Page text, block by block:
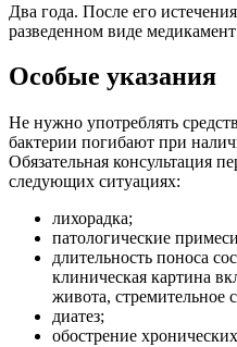
Два года. После его
разведенном виде
Особые указания
Не нужно употреблять
бактерии погибают при
Обязательная консультация
следующих ситуациях:
лихорадка;
патологические
длительность поноса
клиническая картина
живота, стремительное
диатез;
обострение